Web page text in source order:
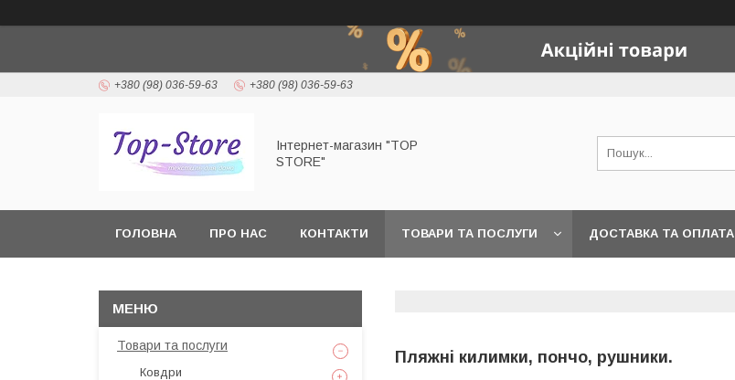
+380 (98) 036-59-63 +380 (98) 036-59-63
Інтернет-магазин "TOP
STORE"
ГОЛОВНА ПРО НАС КОНТАКТИ ТОВАРИ ТА ПОСЛУГИ ДОСТАВКА ТА ОПЛАТА
Пляжні килимки, пончо, рушники.
Товари та послуги
Ковдри